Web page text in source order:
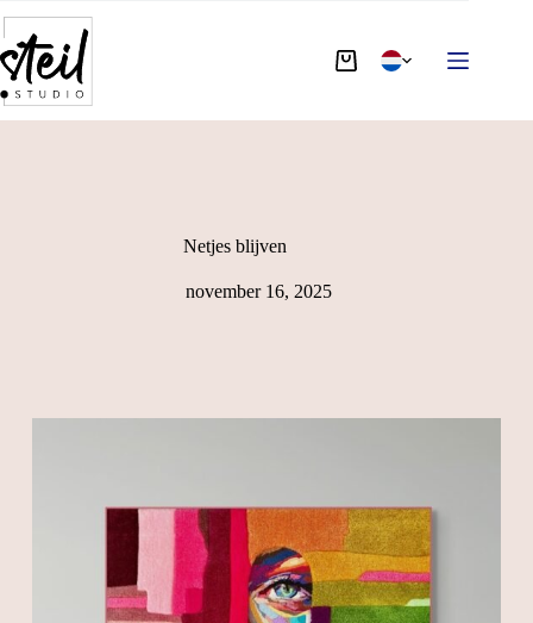
Netjes blijven
november 16, 2025